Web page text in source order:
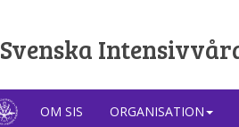
Svenska
OM SIS ORGANISATION